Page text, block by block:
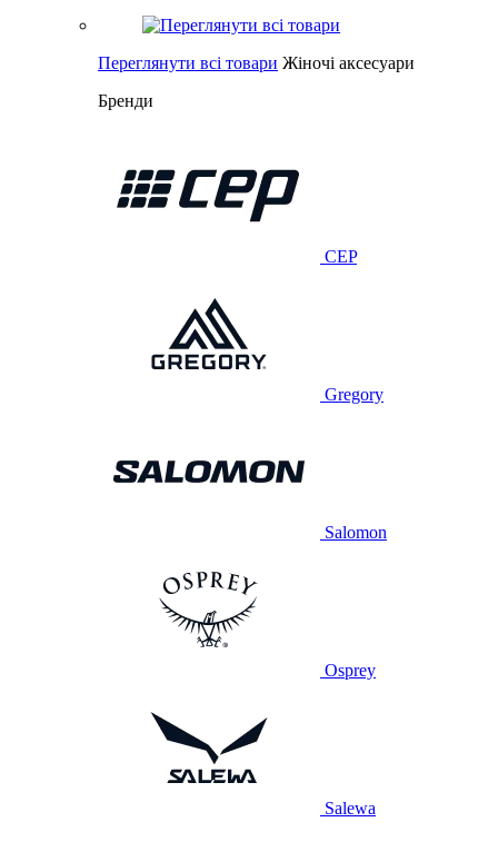
Переглянути всі товари Жіночі аксесуари
Бренди
CEP
Gregory
Salomon
Osprey
Salewa